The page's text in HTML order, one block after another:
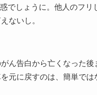
でしょうに。他人のフ
ないし。
ん告白から亡くなった
元に戻すのは、簡単では